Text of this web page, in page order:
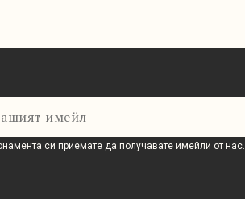
си приемате да получавате имейли от нас.